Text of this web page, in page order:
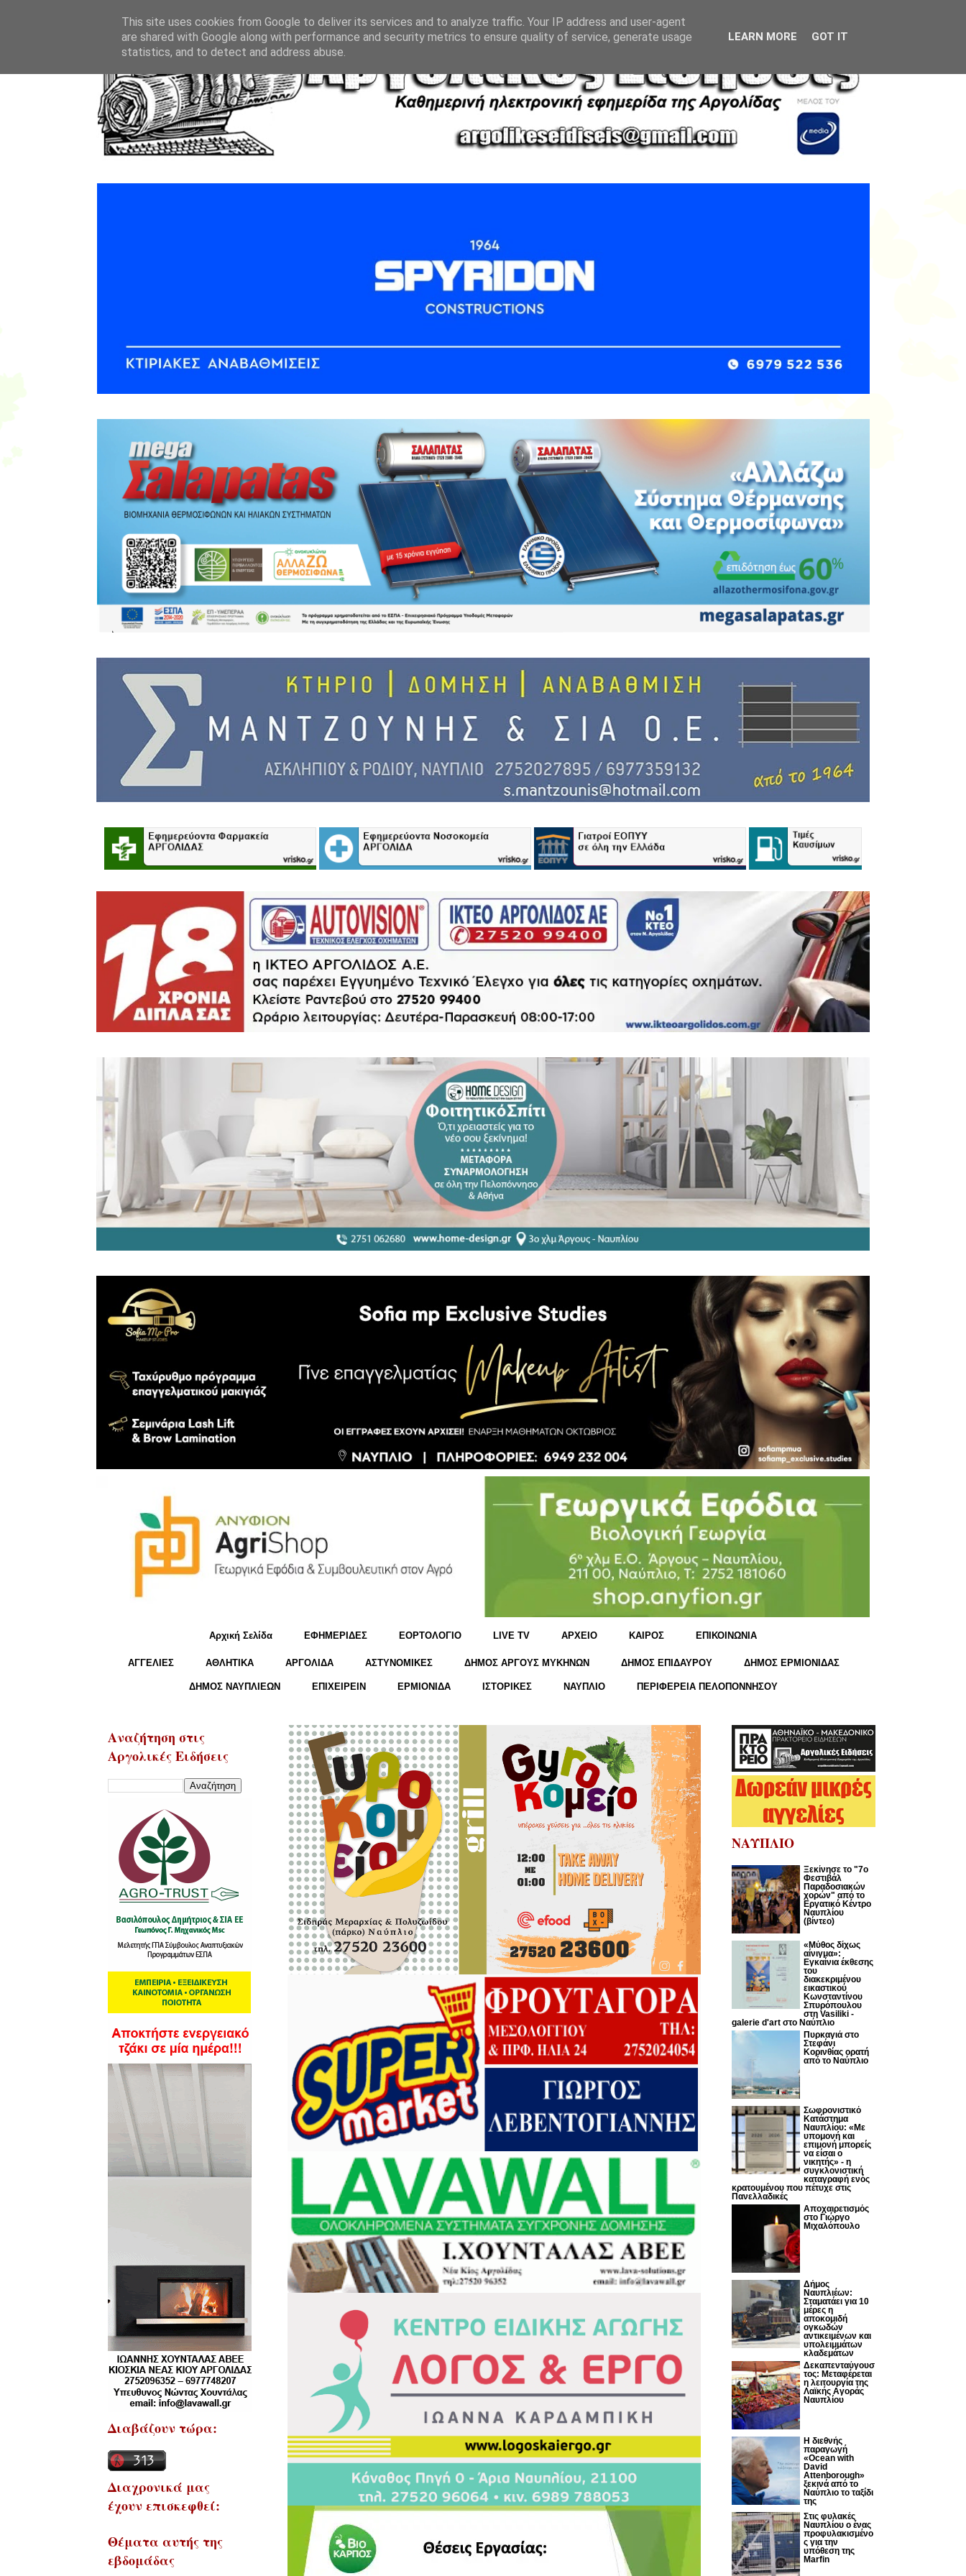
Αρχική Σελίδα ΕΦΗΜΕΡΙΔΕΣ ΕΟΡΤΟΛΟΓΙΟ LIVE TV ΑΡΧΕΙΟ KΑΙΡΟΣ ΕΠΙΚΟΙΝΩΝΙΑ
ΑΓΓΕΛΙΕΣ ΑΘΛΗΤΙΚΑ ΑΡΓΟΛΙΔΑ ΑΣΤΥΝΟΜΙΚΕΣ ΔΗΜΟΣ ΑΡΓΟΥΣ ΜΥΚΗΝΩΝ ΔΗΜΟΣ ΕΠΙΔΑΥΡΟΥ ΔΗΜΟΣ ΕΡΜΙΟΝΙΔΑΣ
ΔΗΜΟΣ ΝΑΥΠΛΙΕΩΝ ΕΠΙΧΕΙΡΕΙΝ ΕΡΜΙΟΝΙΔΑ ΙΣΤΟΡΙΚΕΣ ΝΑΥΠΛΙΟ ΠΕΡΙΦΕΡΕΙΑ ΠΕΛΟΠΟΝΝΗΣΟΥ
Αναζήτηση στις
Αργολικές Ειδήσεις
Διαβάζουν τώρα:
Διαχρονικά μας
έχουν επισκεφθεί:
Θέματα αυτής της
εβδομάδας
ΝΑΥΠΛΙΟ
Ξεκίνησε το "7ο
Φεστιβάλ
Παραδοσιακών
χορών" από το
Εργατικό Κέντρο
Ναυπλίου
(βίντεο)
«Μύθος δίχως
αίνιγμα»:
Εγκαίνια έκθεσης
του
διακεκριμένου
εικαστικού
Κωνσταντίνου
Σπυρόπουλου
στη Vasiliki -
galerie d'art στο Ναύπλιο
Πυρκαγιά στο
Στεφάνι
Κορινθίας ορατή
από το Ναύπλιο
Σωφρονιστικό
Κατάστημα
Ναυπλίου: «Με
υπομονή και
επιμονή μπορείς
να είσαι ο
νικητής» - η
συγκλονιστική
καταγραφή ενός
κρατουμένου που πέτυχε στις
Πανελλαδικές
Αποχαιρετισμός
στο Γιώργο
Μιχαλόπουλο
Δήμος
Ναυπλιέων:
Σταματάει για 10
μέρες η
αποκομιδή
ογκωδών
αντικειμένων και
υπολειμμάτων
κλαδεμάτων
Δεκαπενταύγουσ
τος: Μεταφέρεται
η λειτουργία της
Λαϊκής Αγοράς
Ναυπλίου
Η διεθνής
παραγωγή
«Ocean with
David
Attenborough»
ξεκινά από το
Ναύπλιο το ταξίδι
της
Στις φυλακές
Ναυπλίου ο ένας
προφυλακισμένο
ς για την
υπόθεση της
Marfin
This site uses cookies from Google to deliver its services and to analyze traffic. Your IP address and user-agent
are shared with Google along with performance and security metrics to ensure quality of service, generate usage
statistics, and to detect and address abuse.
LEARN MORE GOT IT